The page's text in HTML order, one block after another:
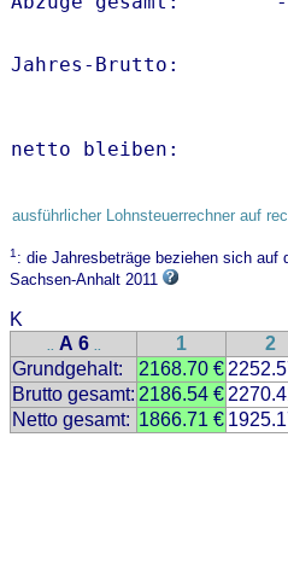
Jahres-
netto bleiben:
ausführlicher Lohnsteuerrechner auf
1: die Jahresbeträge beziehen sich auf
Sachsen-Anhalt 2011
K
.. A 6 .. 1 2
Grundgehalt:
2168.70 €
Brutto gesamt: 2186.54 €
Netto gesamt: 1866.71 €